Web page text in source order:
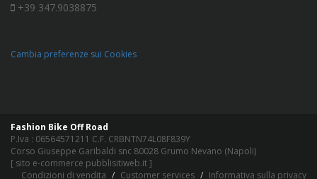
+39 347.9038875
Cambia preferenze sui Cookies
Fashion Bike Off Road
P.Iva : 06564571211 C.F. CRBNTN74L08F839Y
Corso Giuseppe Garibaldi snc 80028 Grumo Nevano (Napoli)
[ sito e-commerce pubblisitiweb.it]
Condizioni di vendita
Customer services Informativa sulla privacy